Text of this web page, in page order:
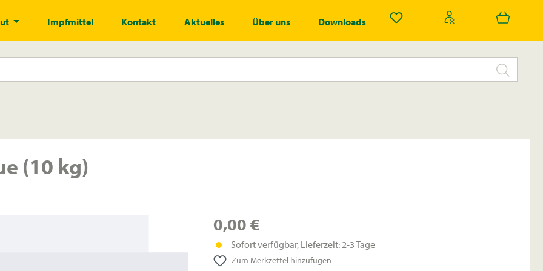
Du hast 0 Produkte auf dem
Impfmittel Kontakt Aktuelles Über uns Downloads
(10 kg)
0,00 €
Sofort verfügbar, Lieferzeit: 2-3 Tage
Zum Merkzettel hinzufügen